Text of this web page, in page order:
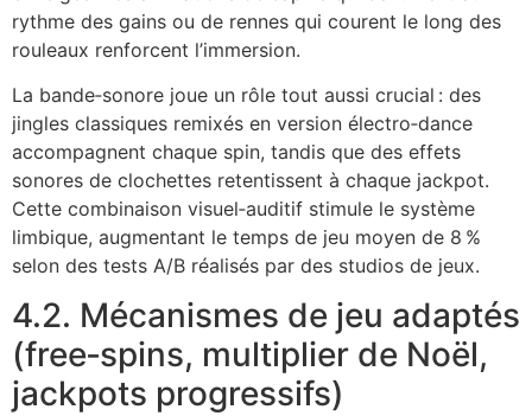
rythme des gains ou de rennes qui courent le long des
rouleaux renforcent l’immersion.
La bande‑sonore joue un rôle tout aussi crucial : des
jingles classiques remixés en version électro‑dance
accompagnent chaque spin, tandis que des effets
sonores de clochettes retentissent à chaque jackpot.
Cette combinaison visuel‑auditif stimule le système
limbique, augmentant le temps de jeu moyen de 8 %
selon des tests A/B réalisés par des studios de jeux.
4.2. Mécanismes de jeu adaptés
(free‑spins, multiplier de Noël,
jackpots progressifs)